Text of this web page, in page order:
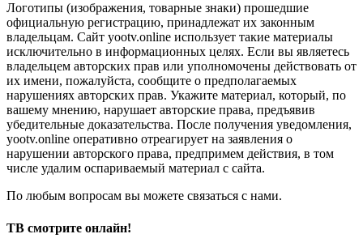
Логотипы (изображения, товарные знаки) прошедшие
официальную регистрацию, принадлежат их законным
владельцам. Сайт yootv.online использует такие материалы
исключительно в информационных целях. Если вы являетесь
владельцем авторских прав или уполномочены действовать от
их имени, пожалуйста, сообщите о предполагаемых
нарушениях авторских прав. Укажите материал, который, по
вашему мнению, нарушает авторские права, предъявив
убедительные доказательства. После получения уведомления,
yootv.online оперативно отреагирует на заявления о
нарушении авторского права, предпримем действия, в том
числе удалим оспариваемый материал с сайта.
По любым вопросам вы можете связаться с нами.
ТВ смотрите онлайн!